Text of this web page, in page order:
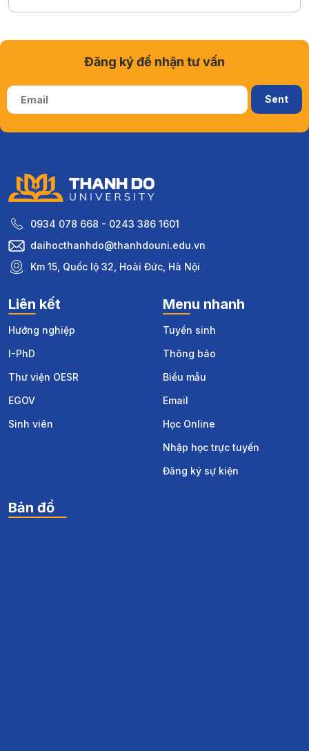
0934 078 668 - 0243 386 1601
daihocthanhdo@thanhdouni.edu.vn
Km 15, Quốc lộ 32, Hoài Đức, Hà Nội
Liên kết
Hướng nghiệp
I-PhD
Thư viện OESR
EGOV
Sinh viên
Menu nhanh
Tuyển sinh
Thông báo
Biểu mẫu
Email
Học Online
Nhập học trực tuyến
Đăng ký sự kiện
Bản đồ
Đăng ký để nhận tư vấn